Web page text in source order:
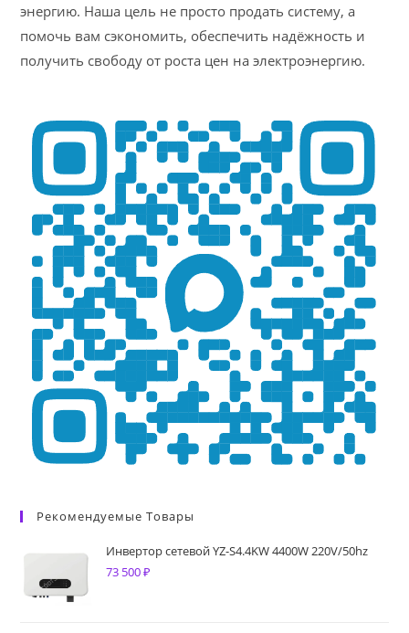
энергию. Наша цель не просто продать систему, а
помочь вам сэкономить, обеспечить надёжность и
получить свободу от роста цен на электроэнергию.
Рекомендуемые Товары
Инвертор сетевой YZ-S4.4KW 4400W 220V/50hz
73 500₽